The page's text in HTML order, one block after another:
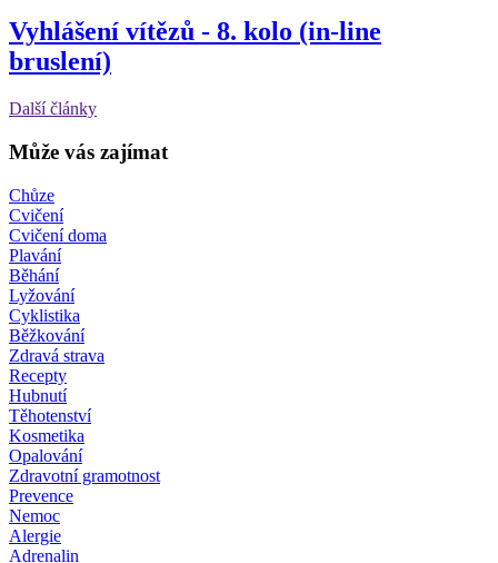
Vyhlášení vítězů - 8. kolo (in-line
bruslení)
Další články
Může vás zajímat
Chůze
Cvičení
Cvičení doma
Plavání
Běhání
Lyžování
Cyklistika
Běžkování
Zdravá strava
Recepty
Hubnutí
Těhotenství
Kosmetika
Opalování
Zdravotní gramotnost
Prevence
Nemoc
Alergie
Adrenalin